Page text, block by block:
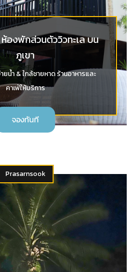
องพักส่วนตัววิวทะเล บน
ภูเขา
น้ำ & ใกล้ชายหาด ร้านอาหารและ
คาเฟ่ให้บริการ
จองทันที
Prasarnsook